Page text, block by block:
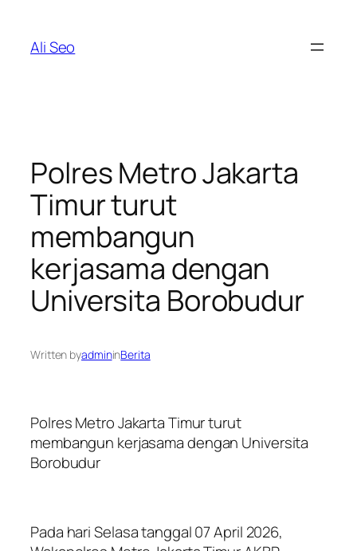
content
Ali Seo
Polres Metro Jakarta
Timur turut
membangun
kerjasama dengan
Universita Borobudur
Written byadmininBerita
Polres Metro Jakarta Timur turut
membangun kerjasama dengan Universita
Borobudur
Pada hari Selasa tanggal 07 April 2026,